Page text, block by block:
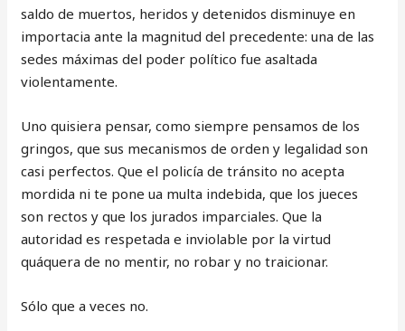
saldo de muertos, heridos y detenidos disminuye en
importacia ante la magnitud del precedente: una de las
sedes máximas del poder político fue asaltada
violentamente.
Uno quisiera pensar, como siempre pensamos de los
gringos, que sus mecanismos de orden y legalidad son
casi perfectos. Que el policía de tránsito no acepta
mordida ni te pone ua multa indebida, que los jueces
son rectos y que los jurados imparciales. Que la
autoridad es respetada e inviolable por la virtud
quáquera de no mentir, no robar y no traicionar.
Sólo que a veces no.